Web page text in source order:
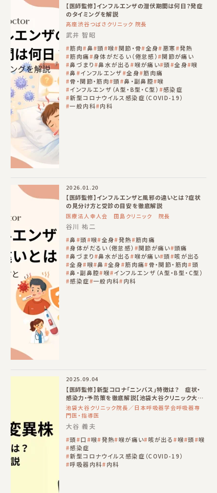
【医師監修】インフルエンザの潜伏期間は何日？発症
のタイミングを解説
高座渋谷つばさクリニック 院長
武井 智昭
筋肉 鼻 頭 喉 関節・骨 全身 悪寒
発熱
筋肉痛 身体がだるい（倦怠感）
関節が痛い
鼻づまり
鼻水が出る 喉が痛い 頭 全身
喉
鼻
インフルエンザ 全身
筋肉痛
骨・関節・筋肉 頭 鼻・副鼻腔 喉
インフルエンザ（A型・B型・C型）
感染症
新型コロナウイルス感染症（COVID-19）
一般内科 内科
2026.01.20
【医師監修】インフルエンザと風邪の違いとは？症状
の見分け方と受診の目安を徹底解説
医療法人幸人会 田島クリニック 院長
谷川 祐二
鼻 頭 喉 全身 発熱 筋肉痛
身体がだるい（倦怠感）
関節が痛い 頭痛
鼻づまり
鼻水が出る 喉が痛い 頭 咳が出る
全身 喉 鼻 全身 筋肉痛 骨・関節・筋肉 頭
鼻・副鼻腔 喉 インフルエンザ（A型・B型・C型）
感染症 一般内科 内科
2025.09.04
【医師監修】新型コロナ「ニンバス」特徴は？ 症状・
感染力・予防策を徹底解説【池袋大谷クリニック大谷
義夫院長】
池袋大谷クリニック院長／日本呼吸器学会呼吸器専
門医・指導医
大谷 義夫
頭 口 喉 発熱 喉が痛い 咳が出る 喉 頭 喉
感染症
新型コロナウイルス感染症（COVID-19）
呼吸器内科 内科